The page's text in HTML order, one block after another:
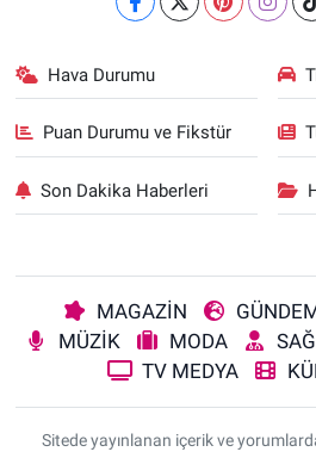
Hava Durumu
Puan Durumu ve Fikstür
Son Dakika Haberleri
MAGAZİN
MÜZİK
MODA
TV MEDYA
Sitede yayınlanan içerik ve